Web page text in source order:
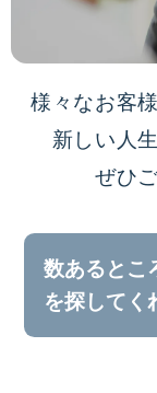
様々なお客
新しい人
ぜひ
数あるとこ
を探してく